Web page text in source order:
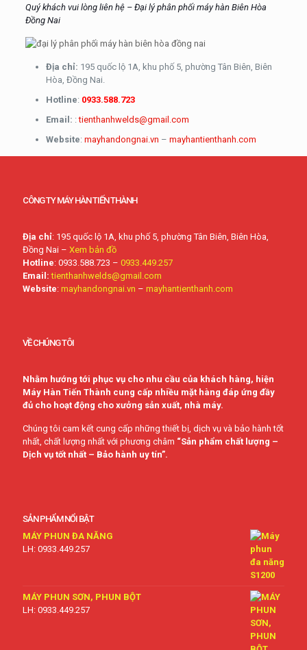
Quý khách vui lòng liên hệ – Đại lý phân phối máy hàn Biên Hòa
Đồng Nai
Địa chỉ: 195 quốc lộ 1A, khu phố 5, phường Tân Biên, Biên
Hòa, Đồng Nai.
Hotline: 0933.588.723
Email: :tienthanhwelds@gmail.com
Website: mayhandongnai.vn – mayhantienthanh.com
CÔNG TY MÁY HÀN TIẾN THÀNH
Địa chỉ: 195 quốc lộ 1A, khu phố 5, phường Tân Biên, Biên Hòa,
Đồng Nai – Xem bản đồ
Hotline: 0933.588.723 – 0933.449.257
Email: tienthanhwelds@gmail.com
Website: mayhandongnai.vn – mayhantienthanh.com
VỀ CHÚNG TÔI
Nhằm hướng tới phục vụ cho nhu cầu của khách hàng, hiện
Máy Hàn Tiến Thành cung cấp nhiều mặt hàng đáp ứng đầy
đủ cho hoạt động cho xưởng sản xuất, nhà máy.
Chúng tôi cam kết cung cấp những thiết bị, dịch vụ và bảo hành tốt
nhất, chất lượng nhất với phương châm “Sản phẩm chất lượng –
Dịch vụ tốt nhất – Bảo hành uy tín”.
SẢN PHẨM NỔI BẬT
MÁY PHUN ĐA NĂNG
LH: 0933.449.257
MÁY PHUN SƠN, PHUN BỘT
LH: 0933.449.257